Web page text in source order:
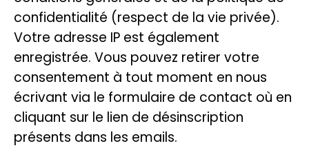
confidentialité (respect de la vie privée).
Votre adresse IP est également
enregistrée. Vous pouvez retirer votre
consentement à tout moment en nous
écrivant via le formulaire de contact où en
cliquant sur le lien de désinscription
présents dans les emails.